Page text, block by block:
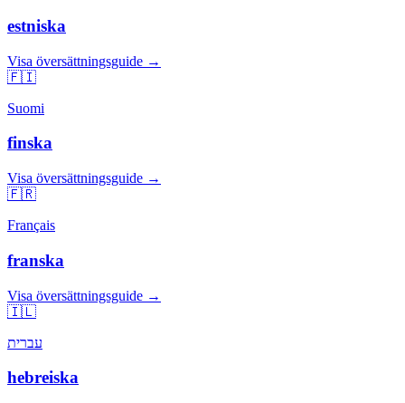
estniska
Visa översättningsguide →
🇫🇮
Suomi
finska
Visa översättningsguide →
🇫🇷
Français
franska
Visa översättningsguide →
🇮🇱
עברית
hebreiska